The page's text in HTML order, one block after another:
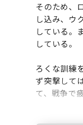
そのため、
し込み、ウ
している。
している。
ろくな訓練
ず突撃して
て、戦争で